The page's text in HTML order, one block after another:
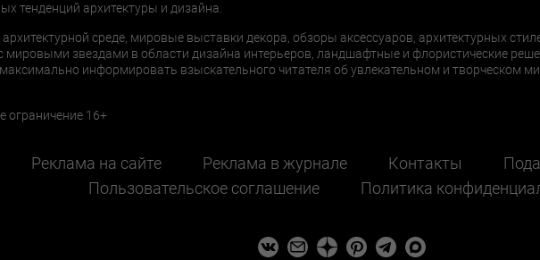
тенденций архитектуры и дизайна.
среде, мировые выставки декора, обзоры аксессуаров, архитектурных
мировыми звездами в области дизайна интерьеров, ландшафтные и флористические
информировать взыскательного читателя об увлекательном и творческом
ограничение 16+
Реклама на сайте Реклама в журнале Контакты
Пользовательское соглашение
Политика